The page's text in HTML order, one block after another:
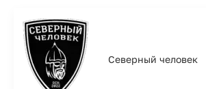
Северный человек